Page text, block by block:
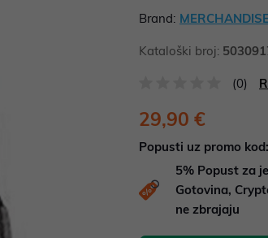
Brand:
Kataloški broj:
(0)
29,90 €
Popusti uz promo kod:
5% Popust za
Gotovina,
ne zbrajaju